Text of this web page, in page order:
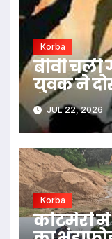
Korba
बीवी चली
युवक ने
JUL 22, 2026
Korba
कोटमेर्रा